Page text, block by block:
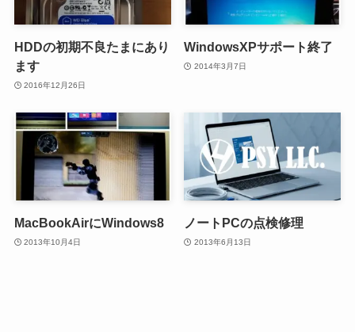
HDDの初期不良たまにあり
ます
2016年12月26日
WindowsXPサポート終了
2014年3月7日
MacBookAirにWindows8
2013年10月4日
ノートPCの点検修理
2013年6月13日